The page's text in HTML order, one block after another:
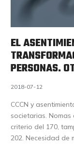
EL
PERSONAS.
2018-07-12
CCCN y
societarias. Nomas
criterio del 170,
202. Necesidad de